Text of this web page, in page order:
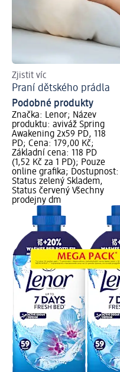
Zjistit víc
Praní dětského prádla
Podobné produkty
Značka: Lenor; Název
produktu: aviváž Spring
Awakening 2x59 PD, 118
PD; Cena: 179,00 Kč;
Základní cena: 118 PD
(1,52 Kč za 1 PD); Pouze
online grafika; Dostupnost:
Status zelený Skladem,
Status červený Všechny
prodejny dm